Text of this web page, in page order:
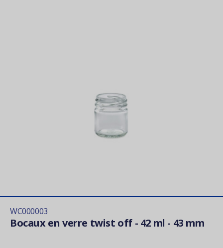
WC000003
Bocaux en verre twist off - 42 ml - 43 mm